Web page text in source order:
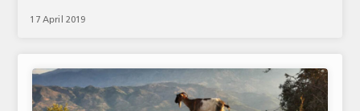
ΘΕΜΑΤΑ
ΚΟΣΜΟΣ
17 April 2019